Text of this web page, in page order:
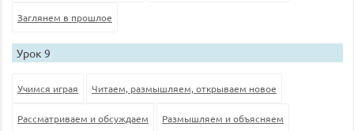
Заглянем в прошлое
Урок 9
Учимся играя Читаем, размышляем, открываем новое
Рассматриваем и обсуждаем Размышляем и объясняем